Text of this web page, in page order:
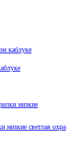
низкие светлая охра